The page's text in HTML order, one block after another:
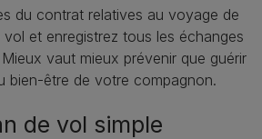
du contrat relatives au voyage de
et enregistrez tous les échanges
vaut mieux prévenir que guérir
bien-être de votre compagnon.
de vol simple